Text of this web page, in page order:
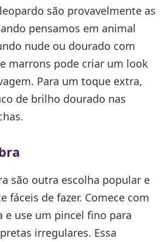
são provavelmente as
pensamos em animal
nude ou dourado com
marrons pode criar um look
Para um toque extra,
de brilho dourado nas
são outra escolha popular e
fáceis de fazer. Comece com
e use um pincel fino para
irregulares. Essa